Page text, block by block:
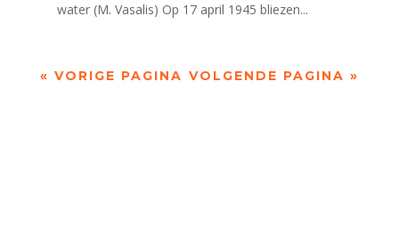
water (M. Vasalis) Op 17 april 1945 bliezen...
« VORIGE PAGINA VOLGENDE PAGINA »